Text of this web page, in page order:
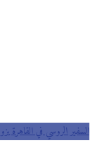
السفير الروسي في القاهرة